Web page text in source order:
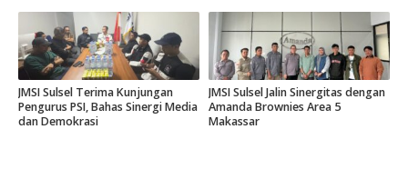
JMSI Sulsel Terima Kunjungan
Pengurus PSI, Bahas Sinergi Media
dan Demokrasi
JMSI Sulsel Jalin Sinergitas dengan
Amanda Brownies Area 5
Makassar